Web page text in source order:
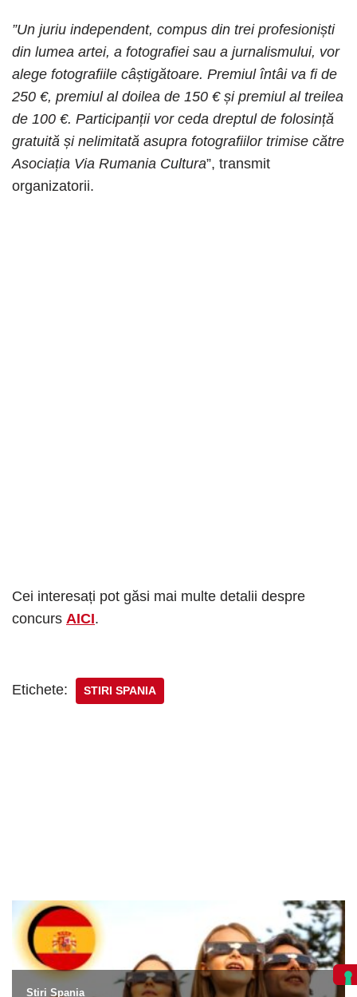
”Un juriu independent, compus din trei profesioniști
din lumea artei, a fotografiei sau a jurnalismului, vor
alege fotografiile câștigătoare. Premiul întâi va fi de
250 €, premiul al doilea de 150 € și premiul al treilea
de 100 €. Participanții vor ceda dreptul de folosință
gratuită și nelimitată asupra fotografiilor trimise către
Asociația Via Rumania Cultura”, transmit
organizatorii.
Cei interesați pot găsi mai multe detalii despre
concurs AICI.
Etichete: STIRI SPANIA